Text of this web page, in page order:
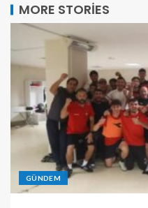
MORE STORIES
GÜNDEM